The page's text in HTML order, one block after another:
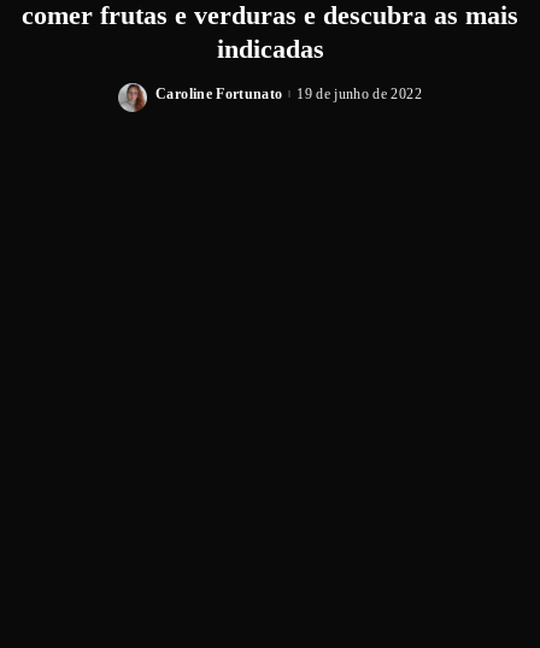
comer frutas e verduras e descubra as mais
indicadas
Caroline Fortunato 19 de junho de 2022